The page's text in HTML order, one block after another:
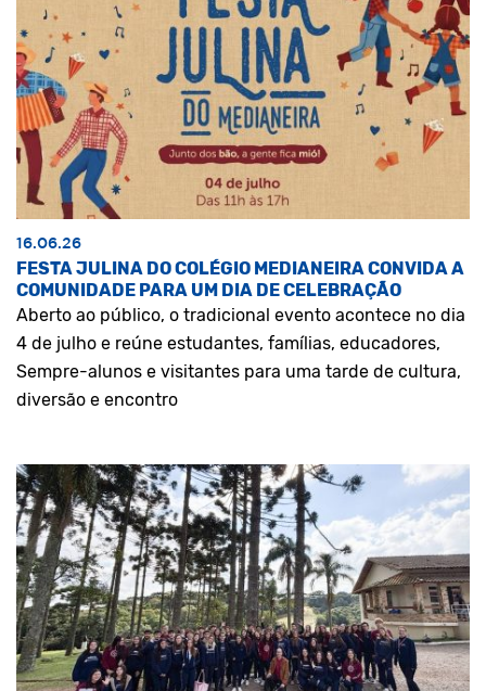
16.06.26
FESTA JULINA DO COLÉGIO MEDIANEIRA CONVIDA A
COMUNIDADE PARA UM DIA DE CELEBRAÇÃO
Aberto ao público, o tradicional evento acontece no dia
4 de julho e reúne estudantes, famílias, educadores,
Sempre-alunos e visitantes para uma tarde de cultura,
diversão e encontro